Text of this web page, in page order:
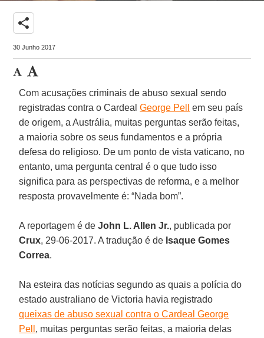
share
30 Junho 2017
Com acusações criminais de abuso sexual sendo
registradas contra o CardealGeorge Pell
em seu país
de origem, a Austrália, muitas perguntas serão feitas,
a maioria sobre os seus fundamentos e a própria
defesa do religioso. De um ponto de vista vaticano, no
entanto, uma pergunta central é o que tudo isso
significa para as perspectivas de reforma, e a melhor
resposta provavelmente é: “Nada bom”.
A reportagem é de John L. Allen Jr., publicada por
Crux, 29-06-2017. A tradução é de Isaque Gomes
Correa.
Na esteira das notícias segundo as quais a polícia do
estado australiano de Victoria havia registrado
queixas de abuso sexual contra o Cardeal George
Pell , muitas perguntas serão feitas, a maioria delas